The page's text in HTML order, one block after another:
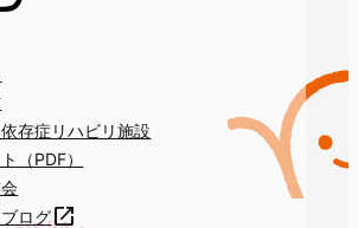
存症リハビリ施設
（PDF）
ログ